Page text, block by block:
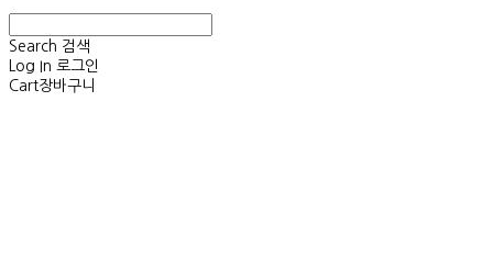
Search 검색
Log In 로그인
Cart장바구니